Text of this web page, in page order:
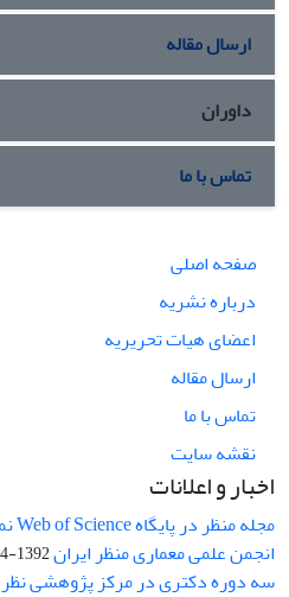
ارسال مقاله
داوران
تماس با ما
صفحه اصلی
درباره نشریه
اعضای هیات تحریریه
ارسال مقاله
تماس با ما
نقشه سایت
اخبار و اعلانات
مجله منظر در پایگاه Web of Science نمایه شد.
انجمن علمی معماری منظر ایران1392-04-04
سه دوره دکتری در مرکز پژوهشی نظر